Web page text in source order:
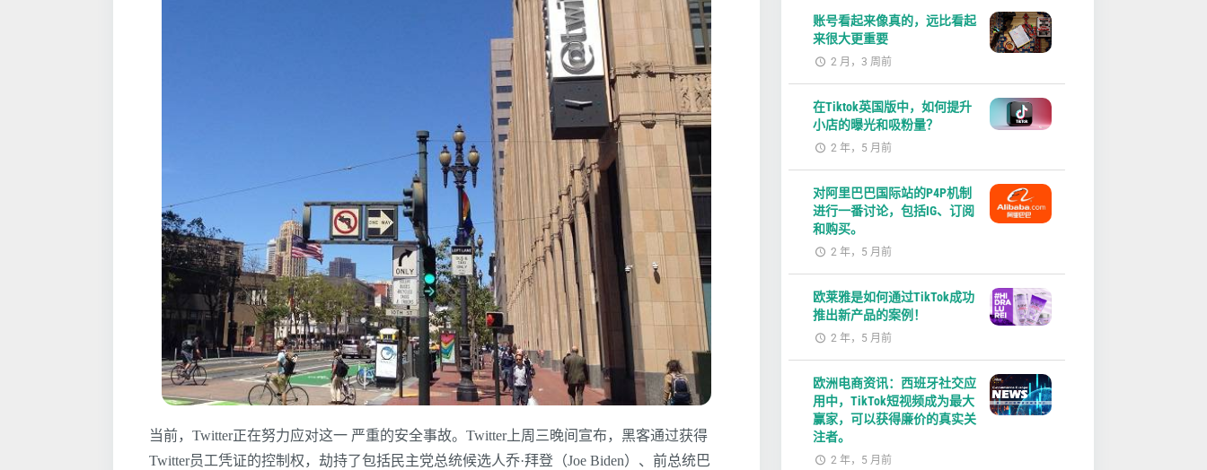
当前，Twitter正在努力应对这一 严重的安全事故。Twitter上周三晚间宣布，黑客通过获得
Twitter员工凭证的控制权，劫持了包括民主党总统候选人乔·拜登（Joe Biden）、前总统巴
账号看起来像真的，远比看起
来很大更重要
2 月，3 周前
在Tiktok英国版中，如何提升
小店的曝光和吸粉量？
2 年，5 月前
对阿里巴巴国际站的P4P机制
进行一番讨论，包括IG、订阅
和购买。
2 年，5 月前
欧莱雅是如何通过TikTok成功
推出新产品的案例！
2 年，5 月前
欧洲电商资讯：西班牙社交应
用中，TikTok短视频成为最大
赢家，可以获得廉价的真实关
注者。
2 年，5 月前